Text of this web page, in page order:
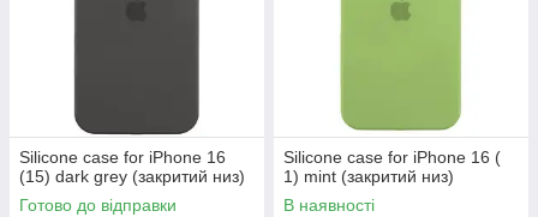
Silicone case for iPhone 16
(15) dark grey (закритий низ)
Готово до відправки
Silicone case for iPhone 16 (
1) mint (закритий низ)
В наявності